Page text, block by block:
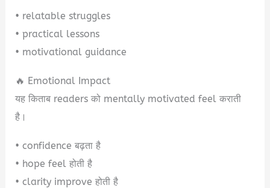
• relatable struggles
• practical lessons
• motivational guidance
🔥 Emotional Impact
यह किताब readers को mentally motivated feel कराती
है।
• confidence बढ़ता है
• hope feel होती है
• clarity improve होती है